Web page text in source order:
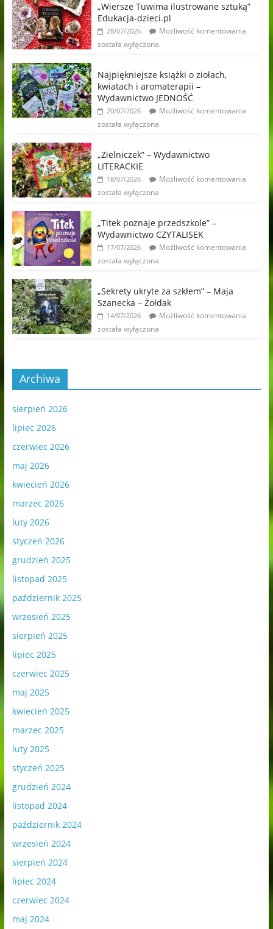
„Wiersze Tuwima ilustrowane sztuką”
Edukacja-dzieci.pl
28/07/2026
Możliwość komentowania
została wyłączona
Najpiękniejsze książki o ziołach,
kwiatach i aromaterapii –
Wydawnictwo JEDNOŚĆ
20/07/2026
Możliwość komentowania
została wyłączona
„Zielniczek” – Wydawnictwo
LITERACKIE
18/07/2026
Możliwość komentowania
została wyłączona
„Titek poznaje przedszkole” –
Wydawnictwo CZYTALISEK
17/07/2026
Możliwość komentowania
została wyłączona
„Sekrety ukryte za szkłem” – Maja
Szanecka – Żołdak
14/07/2026
Możliwość komentowania
została wyłączona
Archiwa
sierpień 2026
lipiec 2026
czerwiec 2026
maj 2026
kwiecień 2026
marzec 2026
luty 2026
styczeń 2026
grudzień 2025
listopad 2025
październik 2025
wrzesień 2025
sierpień 2025
lipiec 2025
czerwiec 2025
maj 2025
kwiecień 2025
marzec 2025
luty 2025
styczeń 2025
grudzień 2024
listopad 2024
październik 2024
wrzesień 2024
sierpień 2024
lipiec 2024
czerwiec 2024
maj 2024